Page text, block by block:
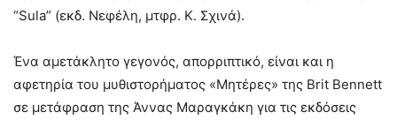
“Sula” (εκδ. Νεφέλη, μτφρ. Κ. Σχινά).
Ένα αμετάκλητο γεγονός, απορριπτικό, είναι και η
αφετηρία του μυθιστορήματος «Μητέρες» της Brit Bennett
σε μετάφραση της Άννας Μαραγκάκη για τις εκδόσεις